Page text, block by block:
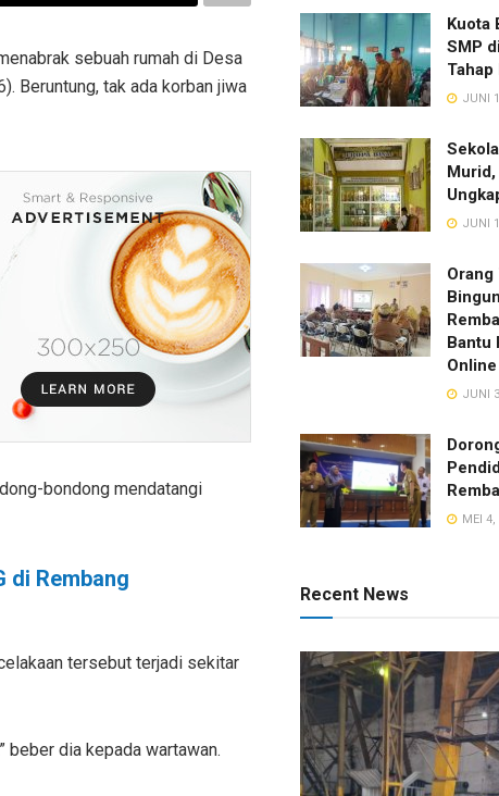
sebuah rumah di Desa
Beruntung, tak ada korban jiwa
bondong mendatangi
di Rembang
tersebut terjadi sekitar
beber dia kepada wartawan.
Kuota
SMP
Tahap
JUNI
Murid,
JUNI
Orang
Bantu
Online
JUNI
MEI 4,
Recent News